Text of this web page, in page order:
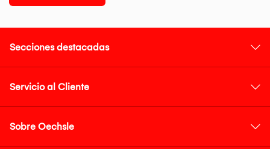
Secciones destacadas
Servicio al Cliente
Sobre Oechsle